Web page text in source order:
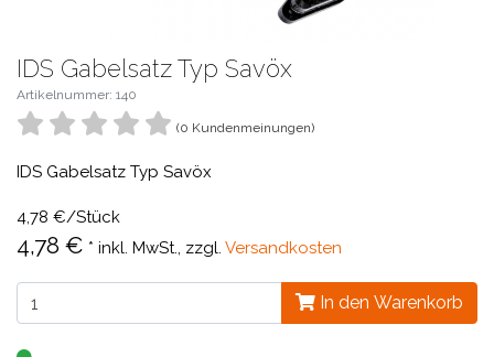
IDS Gabelsatz Typ Savöx
Artikelnummer: 140
(0 Kundenmeinungen)
IDS Gabelsatz Typ Savöx
4,78 €/Stück
4,78 € * inkl. MwSt., zzgl. Versandkosten
In den Warenkorb